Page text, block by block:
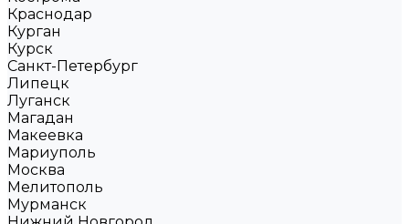
Краснодар
Курган
Курск
Санкт-Петербург
Липецк
Луганск
Магадан
Макеевка
Мариуполь
Москва
Мелитополь
Мурманск